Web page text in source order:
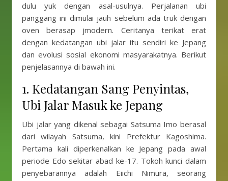
dulu yuk dengan asal-usulnya. Perjalanan ubi
panggang ini dimulai jauh sebelum ada truk dengan
oven berasap jmodern. Ceritanya terikat erat
dengan kedatangan ubi jalar itu sendiri ke Jepang
dan evolusi sosial ekonomi masyarakatnya. Berikut
penjelasannya di bawah ini.
1. Kedatangan Sang Penyintas,
Ubi Jalar Masuk ke Jepang
Ubi jalar yang dikenal sebagai Satsuma Imo berasal
dari wilayah Satsuma, kini Prefektur Kagoshima.
Pertama kali diperkenalkan ke Jepang pada awal
periode Edo sekitar abad ke-17. Tokoh kunci dalam
penyebarannya adalah Eiichi Nimura, seorang